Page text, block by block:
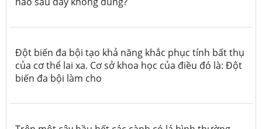
Đột biến đa bội tạo khả năng khắc phục tính bất thụ
của cơ thể lai xa. Cơ sở khoa học của điều đó là: Đột
biến đa bội làm cho